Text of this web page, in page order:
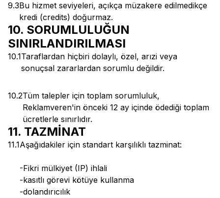
9.3Bu hizmet seviyeleri, açıkça müzakere edilmedikçe
kredi (credits) doğurmaz.
10. SORUMLULUĞUN
SINIRLANDIRILMASI
10.1Taraflardan hiçbiri dolaylı, özel, arızi veya
sonuçsal zararlardan sorumlu değildir.
10.2Tüm talepler için toplam sorumluluk,
Reklamveren'in önceki 12 ay içinde ödediği toplam
ücretlerle sınırlıdır.
11. TAZMİNAT
11.1Aşağıdakiler için standart karşılıklı tazminat:
-Fikri mülkiyet (IP) ihlali
-kasıtlı görevi kötüye kullanma
-dolandırıcılık